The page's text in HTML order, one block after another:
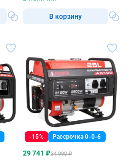
В корзину
-15% Рассрочка 0-0-6
29 741 ₽34 990 ₽